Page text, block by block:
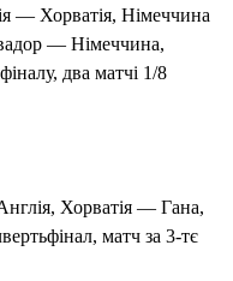
— Хорватія, Німеччина
— Німеччина,
два матчі 1/8
Хорватія — Гана,
матч за 3-тє